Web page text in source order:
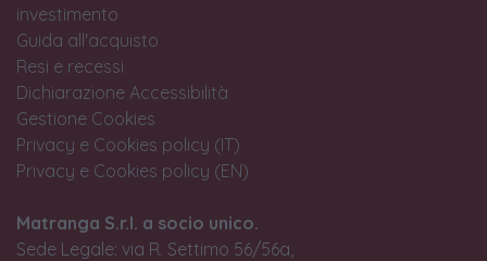
investimento
Guida all'acquisto
Resi e recessi
Dichiarazione Accessibilità
Gestione Cookies
Privacy e Cookies policy (IT)
Privacy e Cookies policy (EN)
Matranga S.r.l. a socio unico.
Sede Legale: via R. Settimo 56/56a,